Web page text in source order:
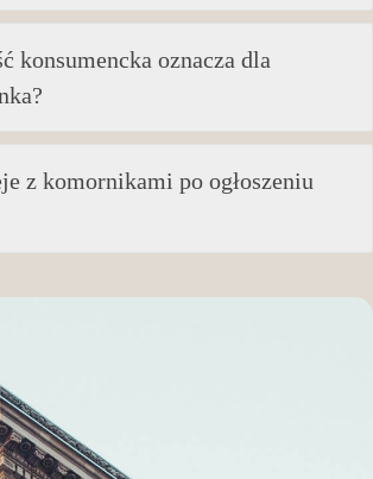
konsumencka oznacza dla
z komornikami po ogłoszeniu